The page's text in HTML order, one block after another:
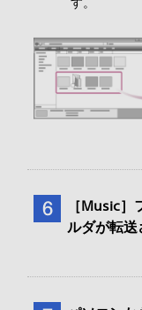
［Music
ルダが転